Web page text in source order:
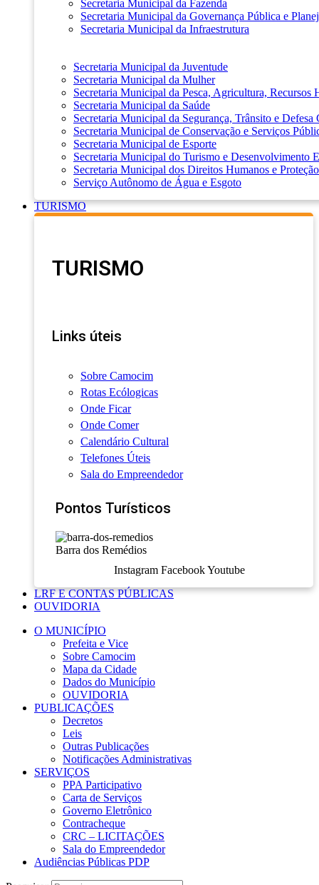
Secretaria Municipal da Fazenda
Secretaria Municipal da Governança Pública e
Secretaria Municipal da Infraestrutura
Secretaria Municipal da Juventude
Secretaria Municipal da Mulher
Secretaria Municipal da Pesca, Agricultura, Recursos
Secretaria Municipal da Saúde
Secretaria Municipal da Segurança, Trânsito e Defesa
Secretaria Municipal de Conservação e Serviços
Secretaria Municipal de Esporte
Secretaria Municipal do Turismo e Desenvolvimento
Secretaria Municipal dos Direitos Humanos e
Serviço Autônomo de Água e Esgoto
TURISMO
TURISMO
Links úteis
Sobre Camocim
Rotas Ecólogicas
Onde Ficar
Onde Comer
Calendário Cultural
Telefones Úteis
Sala do Empreendedor
Pontos Turísticos
Barra dos Remédios
Instagram Facebook Youtube
LRF E CONTAS PÚBLICAS
OUVIDORIA
O MUNICÍPIO
Prefeita e Vice
Sobre Camocim
Mapa da Cidade
Dados do Município
OUVIDORIA
PUBLICAÇÕES
Decretos
Leis
Outras Publicações
Notificações Administrativas
SERVIÇOS
PPA Participativo
Carta de Serviços
Governo Eletrônico
Contracheque
CRC – LICITAÇÕES
Sala do Empreendedor
Audiências Públicas PDP